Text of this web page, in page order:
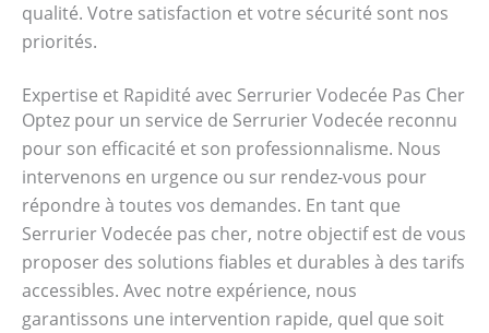
qualité. Votre satisfaction et votre sécurité sont nos
priorités.
Expertise et Rapidité avec Serrurier Vodecée Pas Cher
Optez pour un service de Serrurier Vodecée reconnu
pour son efficacité et son professionnalisme. Nous
intervenons en urgence ou sur rendez-vous pour
répondre à toutes vos demandes. En tant que
Serrurier Vodecée pas cher, notre objectif est de vous
proposer des solutions fiables et durables à des tarifs
accessibles. Avec notre expérience, nous
garantissons une intervention rapide, quel que soit